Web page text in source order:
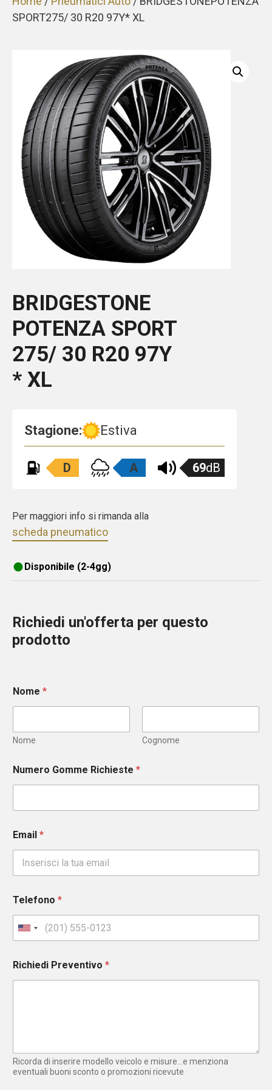
SPORT275/ 30 R20 97Y* XL
BRIDGESTONE
POTENZA SPORT
275/ 30 R20 97Y
* XL
Stagione: Estiva
D A 69dB
Per maggiori info si rimanda alla
scheda pneumatico
Disponibile (2-4gg)
Richiedi un'offerta per questo
prodotto
Nome *
Nome Cognome
Numero Gomme Richieste *
Email *
Telefono *
U
n
t
e
e
s
Richiedi Preventivo *
Ricorda di inserire modello veicolo e misure...e menziona
eventuali buoni sconto o promozioni ricevute